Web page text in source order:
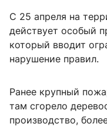
С 25 апреля на
действует особый
который вводит
нарушение правил.
Ранее крупный
там сгорело
производство,